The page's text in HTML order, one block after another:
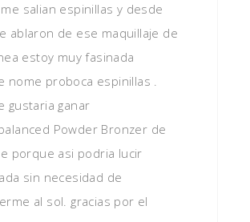
salian espinillas y desde
ablaron de ese maquillaje de
estoy muy fasinada
nome proboca espinillas .
gustaria ganar
Powder Bronzer de
porque asi podria lucir
sin necesidad de
al sol. gracias por el